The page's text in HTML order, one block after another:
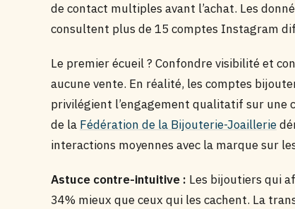
de contact multiples avant l’achat. Les
consultent plus de 15 comptes Instagram
Le premier écueil ? Confondre visibilité et
aucune vente. En réalité, les comptes
privilégient l’engagement qualitatif sur
de la Fédération de la Bijouterie-Joaillerie
interactions moyennes avec la marque sur
Astuce contre-intuitive : Les bijoutiers qui
34% mieux que ceux qui les cachent. La